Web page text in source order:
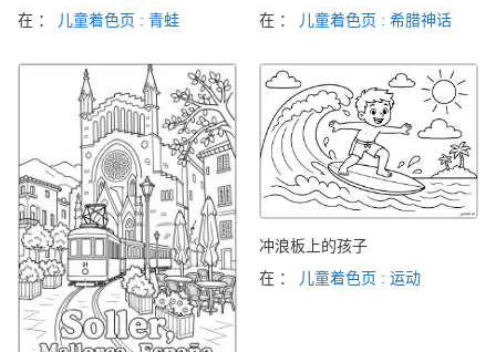
在 ：
儿童着色页 : 青蛙
在 ：
儿童着色页 : 希腊神话
冲浪板上的孩子
在 ：
儿童着色页 : 运动